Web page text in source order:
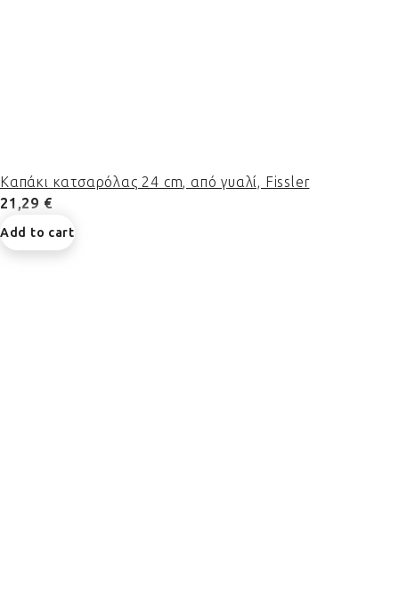
Καπάκι κατσαρόλας 24 cm, από γυαλί, Fissler
21,29 €
Add to cart